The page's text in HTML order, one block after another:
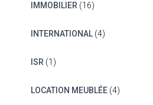
IMMOBILIER (16)
INTERNATIONAL(4)
ISR (1)
LOCATION MEUBLÉE(4)